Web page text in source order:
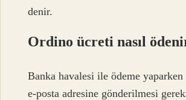
denir.
Ordino ücreti nasıl
Banka havalesi ile ödeme yaparken
e-posta adresine gönderilmesi